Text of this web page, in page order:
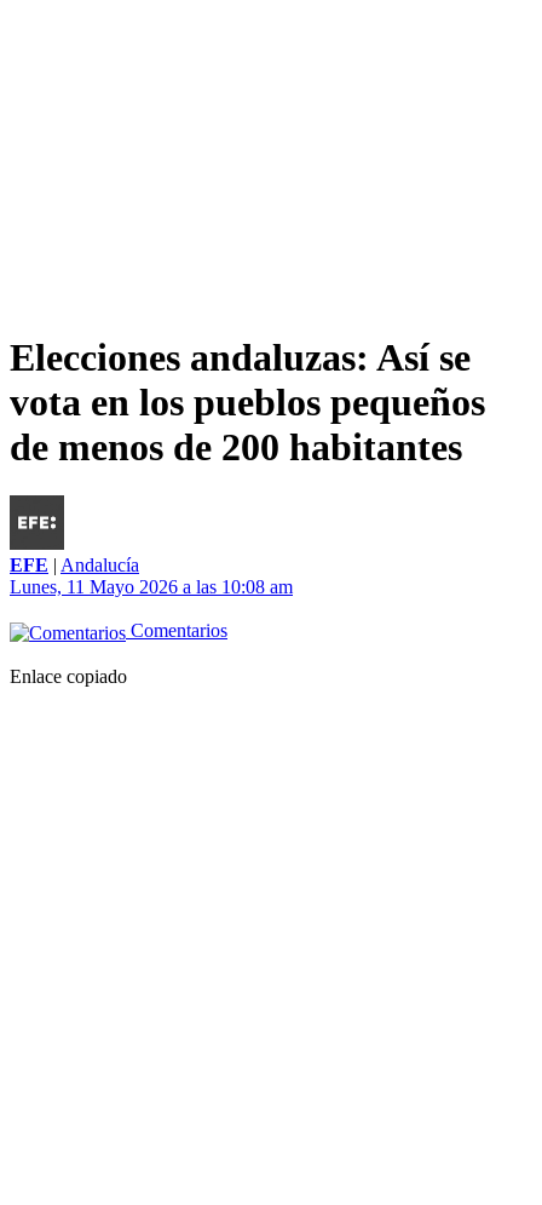
Elecciones andaluzas: Así se
vota en los pueblos pequeños
de menos de 200 habitantes
EFE | Andalucía
Lunes, 11 Mayo 2026 a las 10:08 am
Comentarios
Enlace copiado